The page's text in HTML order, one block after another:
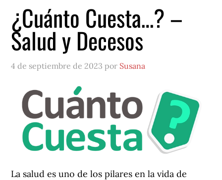
¿Cuánto Cuesta…? –
Salud y Decesos
4 de septiembre de 2023 por Susana
La salud es uno de los pilares en la vida de